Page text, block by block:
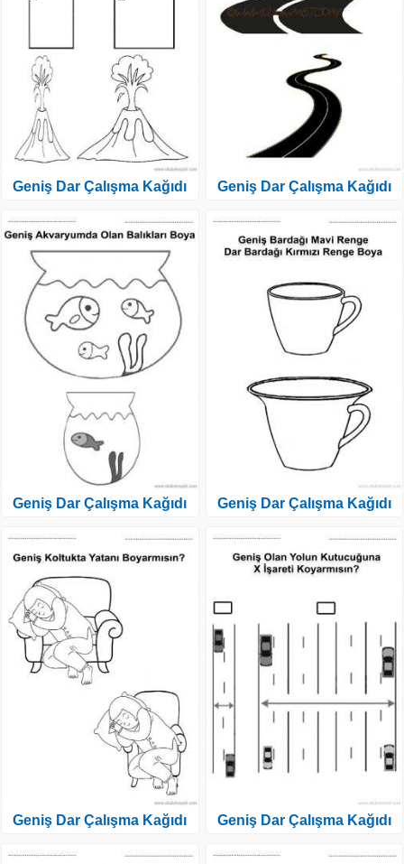
Geniş Dar Çalışma Kağıdı
Geniş Dar Çalışma Kağıdı
Geniş Dar Çalışma Kağıdı
Geniş Dar Çalışma Kağıdı
Geniş Dar Çalışma Kağıdı
Geniş Dar Çalışma Kağıdı